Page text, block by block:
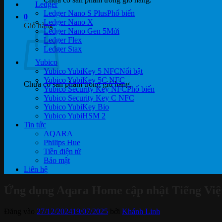
0
Giỏ hàng
Chưa có sản phẩm trong giỏ hàng.
Ledger
Ledger Nano S Plus
Ledger Nano X
Ledger Nano Gen 5
Ledger Flex
Ledger Stax
Yubico
Yubico YubiKey 5 NFC
Yubico YubiKey 5C NFC
Yubico Security Key NFC
Yubico Security Key C NFC
Yubico YubiKey Bio
Yubico YubiHSM 2
Tin tức
AQARA
Philips Hue
Tiền điện tử
Bảo mật
Liên hệ
27/12/202419/07/2025 Khánh Linh